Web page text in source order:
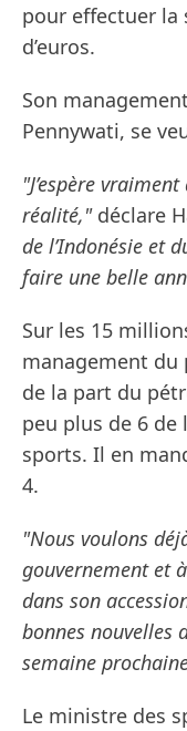
pour effectuer la
d’euros.
Son
Pennywati, se
"J’espère
réalité,"déclare
de l’Indonésie et
faire une belle
Sur les 15
management du
de la part du
peu plus de 6
sports. Il en
4.
"Nous voulons
gouvernement et
dans son
bonnes nouvelles
semaine
Le ministre des